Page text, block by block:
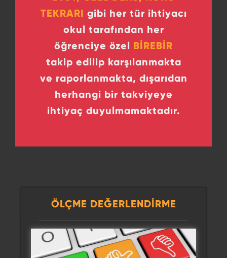
TEKRARI gibi her tür ihtiyacı
okul tarafından her
öğrenciye özel BİREBİR
takip edilip karşılanmakta
ve raporlanmakta, dışarıdan
herhangi bir takviyeye
ihtiyaç duyulmamaktadır.
ÖLÇME DEĞERLENDİRME